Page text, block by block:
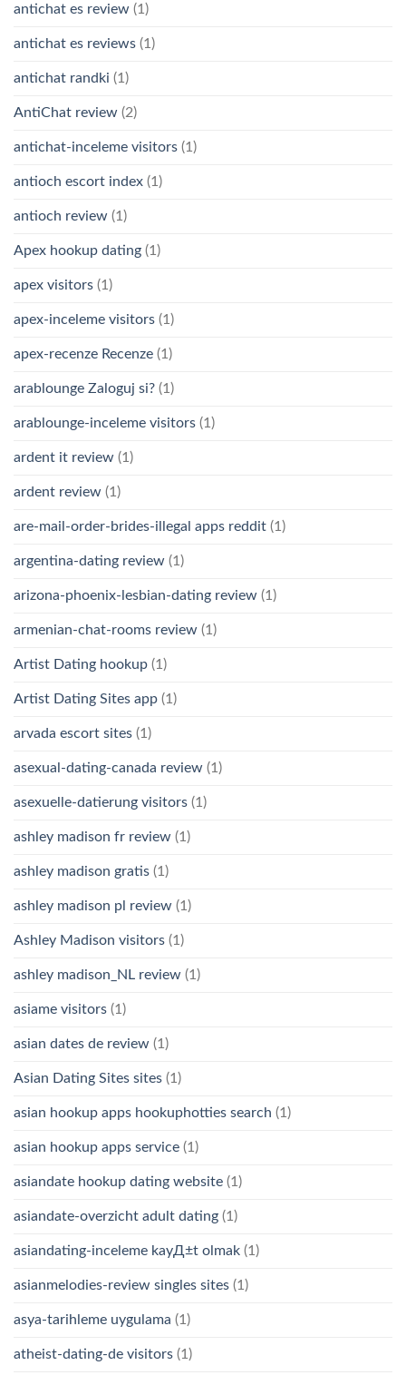
antichat es review (1)
antichat es reviews (1)
antichat randki (1)
AntiChat review (2)
antichat-inceleme visitors (1)
antioch escort index (1)
antioch review (1)
Apex hookup dating (1)
apex visitors (1)
apex-inceleme visitors (1)
apex-recenze Recenze (1)
arablounge Zaloguj si? (1)
arablounge-inceleme visitors (1)
ardent it review (1)
ardent review (1)
are-mail-order-brides-illegal apps reddit (1)
argentina-dating review (1)
arizona-phoenix-lesbian-dating review (1)
armenian-chat-rooms review (1)
Artist Dating hookup (1)
Artist Dating Sites app (1)
arvada escort sites (1)
asexual-dating-canada review (1)
asexuelle-datierung visitors (1)
ashley madison fr review (1)
ashley madison gratis (1)
ashley madison pl review (1)
Ashley Madison visitors (1)
ashley madison_NL review (1)
asiame visitors (1)
asian dates de review (1)
Asian Dating Sites sites (1)
asian hookup apps hookuphotties search (1)
asian hookup apps service (1)
asiandate hookup dating website (1)
asiandate-overzicht adult dating (1)
asiandating-inceleme kayД±t olmak (1)
asianmelodies-review singles sites (1)
asya-tarihleme uygulama (1)
atheist-dating-de visitors (1)